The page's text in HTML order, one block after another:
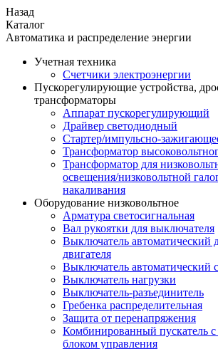
Назад
Каталог
Автоматика и распределение энергии
Учетная техника
Счетчики электроэнергии
Пускорегулирующие устройства,
трансформаторы
Аппарат пускорегулирующий
Драйвер светодиодный
Стартер/импульсно-
Трансформатор
Трансформатор для
освещения/низковольтной
накаливания
Оборудование низковольтное
Арматура светосигнальная
Вал рукоятки для выключателя
Выключатель автоматический
двигателя
Выключатель автоматический
Выключатель нагрузки
Выключатель-разъединитель
Гребенка распределительная
Защита от перенапряжения
Комбинированный пускатель
блоком управления